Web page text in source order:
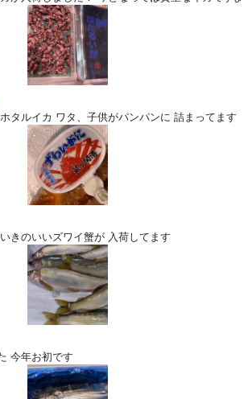
タルイカ ワタ、子供がパンパンに 詰まってます！
きのいいズワイ蟹が 入荷してます
今年お初です